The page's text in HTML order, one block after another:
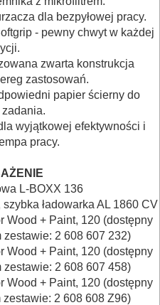
dla bezpyłowej pracy.
- pewny chwyt w każdej
zwarta konstrukcja
zastosowań.
papier ścierny do
wyjątkowej efektywności i
pracy.
L-BOXX 136
ładowarka AL 1860 CV
Wood + Paint, 120 (dostępny
2 608 607 232)
Wood + Paint, 120 (dostępny
2 608 607 458)
Wood + Paint, 120 (dostępny
2 608 608 Z96)